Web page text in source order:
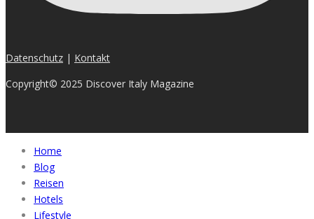
Datenschutz | Kontakt
Copyright© 2025 Discover Italy Magazine
Home
Blog
Reisen
Hotels
Lifestyle